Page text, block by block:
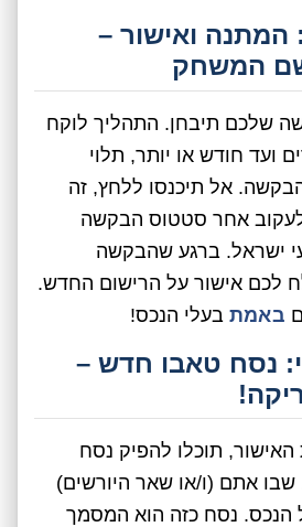
המתנה ואישור –
המשחק
שלכם תיבחן. התהליך לוקח
ועד חודש או יותר, תלוי
אל תיכנסו ללחץ, זה
אחר סטטוס הבקשה
ישראל. ברגע שהבקשה
לכם אישור על הרישום החדש.
באמת בעלי הנכס!
נסח טאבו חדש –
תוכלו להפיק נסח
אתם (ו/או שאר היורשים)
הנכס. נסח כזה הוא המסמך